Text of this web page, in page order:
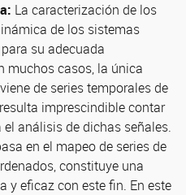
La caracterización de los
de los sistemas
su adecuada
muchos casos, la única
de series temporales de
imprescindible contar
análisis de dichas señales.
en el mapeo de series de
constituye una
y eficaz con este fin. En este